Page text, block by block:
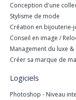
Conception d'une
Stylisme de mode
Création en bijouterie-
Conseil en image /
Management du luxe
Créer sa marque de
Logiciels
Photoshop - Niveau